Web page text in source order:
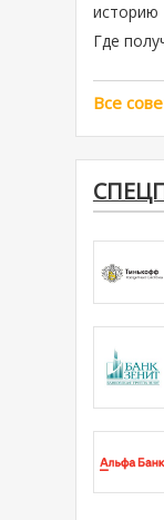
историю
Где
Все